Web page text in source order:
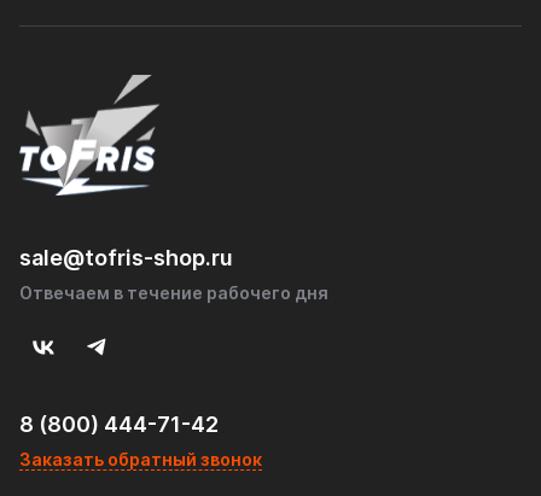
sale@tofris-shop.ru
Отвечаем в течение рабочего дня
8 (800) 444-71-42
Заказать обратный звонок